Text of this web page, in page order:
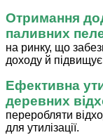
Отримання
паливних
на ринку, що
доходу й
Ефективна
деревних
переробляти
для утилізації.